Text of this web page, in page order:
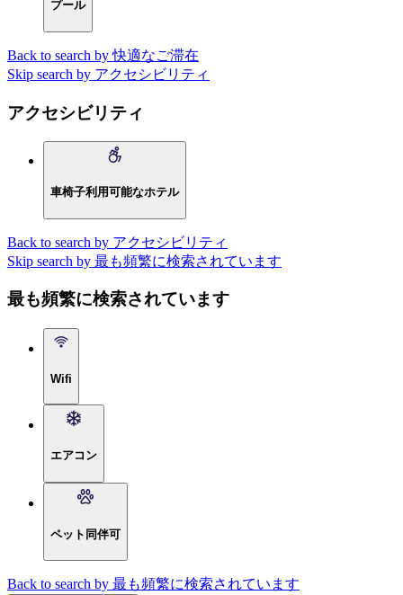
プール
Back to search by 快適なご滞在
Skip search by アクセシビリティ
アクセシビリティ
車椅子利用可能なホテル
Back to search by アクセシビリティ
Skip search by 最も頻繁に検索されています
最も頻繁に検索されています
Wifi
エアコン
ペット同伴可
Back to search by 最も頻繁に検索されています